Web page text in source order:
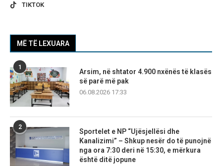
TIKTOK
MË TË LEXUARA
1
Arsim, në shtator 4.900 nxënës të klasës
së parë më pak
06.08.2026 17:33
2
Sportelet e NP “Ujësjellësi dhe
Kanalizimi” – Shkup nesër do të punojnë
nga ora 7:30 deri në 15:30, e mërkura
është ditë jopune